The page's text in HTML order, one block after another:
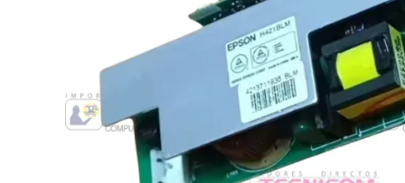
Suministros de Impresión
Punto de Venta
Accesorios y Periféricos